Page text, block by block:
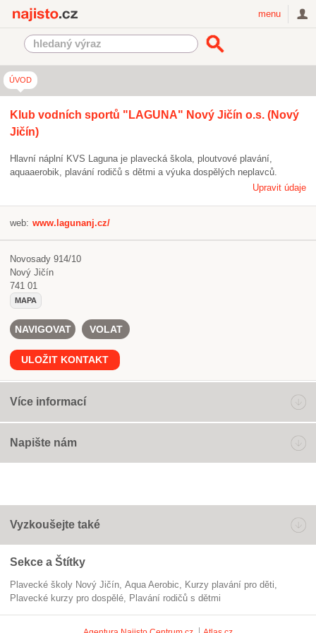
menu
ÚVOD
Klub vodních sportů "LAGUNA" Nový Jičín o.s. (Nový
Jičín)
Hlavní náplní KVS Laguna je plavecká škola, ploutvové plavání,
aquaaerobik, plavání rodičů s dětmi a výuka dospělých neplavců.
Upravit údaje
web: www.lagunanj.cz/
Novosady 914/10
Nový Jičín
741 01
MAPA
NAVIGOVAT VOLAT
ULOŽIT KONTAKT
Více informací
Napište nám
Vyzkoušejte také
Sekce a Štítky
Plavecké školy Nový Jičín Aqua Aerobic
kurzy plavání pro děti
plavecké kurzy pro dospělé
plavání rodičů s dětmi